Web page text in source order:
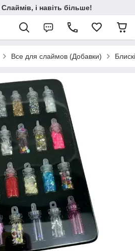
і навіть більше!
Все для слаймов (Добавки)